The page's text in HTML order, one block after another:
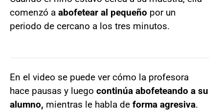
comenzó a abofetear al pequeño por un
periodo de cercano a los tres minutos.
En el video se puede ver cómo la profesora
hace pausas y luego continúa abofeteando a su
alumno, mientras le habla de forma agresiva.